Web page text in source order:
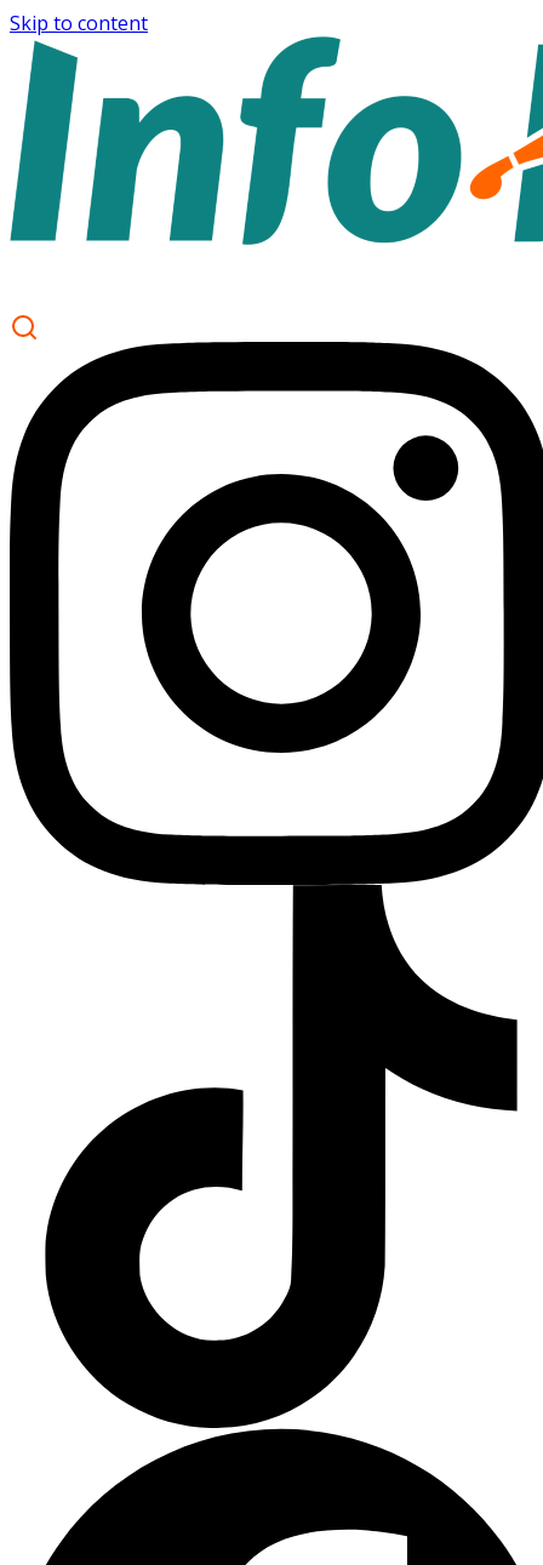
Skip to content